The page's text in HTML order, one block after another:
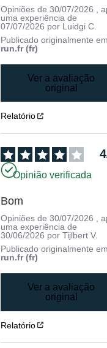
Opiniões de30/07/2026
,
uma experiência de
07/07/2026 por Luidgi C.
Publicado originalmente
run.fr (fr)
Ver a avaliação
original
Relatório
4
Opinião verificada
Bom
Opiniões de30/07/2026 ,
uma experiência de
30/06/2026 porTijlbert V.
Publicado originalmente
run.fr (fr)
Ver a avaliação
original
Relatório